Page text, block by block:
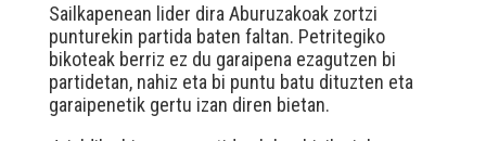
Sailkapenean lider dira Aburuzakoak zortzi
punturekin partida baten faltan. Petritegiko
bikoteak berriz ez du garaipena ezagutzen bi
partidetan, nahiz eta bi puntu batu dituzten eta
garaipenetik gertu izan diren bietan.